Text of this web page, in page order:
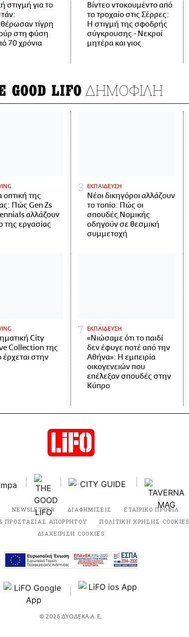
στιγμή για το
τίγρη
στη φύση
70 χρόνια
Βίντεο ντοκουμέντο από
το τροχαίο στις Σέρρες:
Η στιγμή της σφοδρής
σύγκρουσης - Νεκροί
μητέρα και γιος
GOOD LIFO ΔΗΜΟΦΙΛΗ
οπτική της
Πώς Gen Zs
αλλάζουν
της εργασίας
ΕΚΠΑΙΔΕΥΣΗ
Νέοι δικηγόροι αλλάζουν
το τοπίο: Πώς οι
σπουδές Νομικής
οδηγούν σε θεσμική
συμμετοχή
City
Collection της
έρχεται στην
ΕΚΠΑΙΔΕΥΣΗ
«Νιώσαμε ότι το παιδί
δεν έφυγε ποτέ από την
Αθήνα»: Η εμπειρία
οικογενειών που
επέλεξαν σπουδές στην
Κύπρο
NEWSLETTER ΔΙΑΦΗΜΙΣΕΙΣ ΕΤΑΙΡΙΚΟ ΠΡΟΦΙΛ
ΠΡΟΣΤΑΣΙΑΣ ΑΠΟΡΡΗΤΟΥ
ΠΟΛΙΤΙΚΗ ΧΡΗΣΗΣ COOKIES
ΔΙΑΧΕΙΡΙΣΗ COOKIES
© 2026 ΔΥΟΔΕΚΑ Α.Ε.